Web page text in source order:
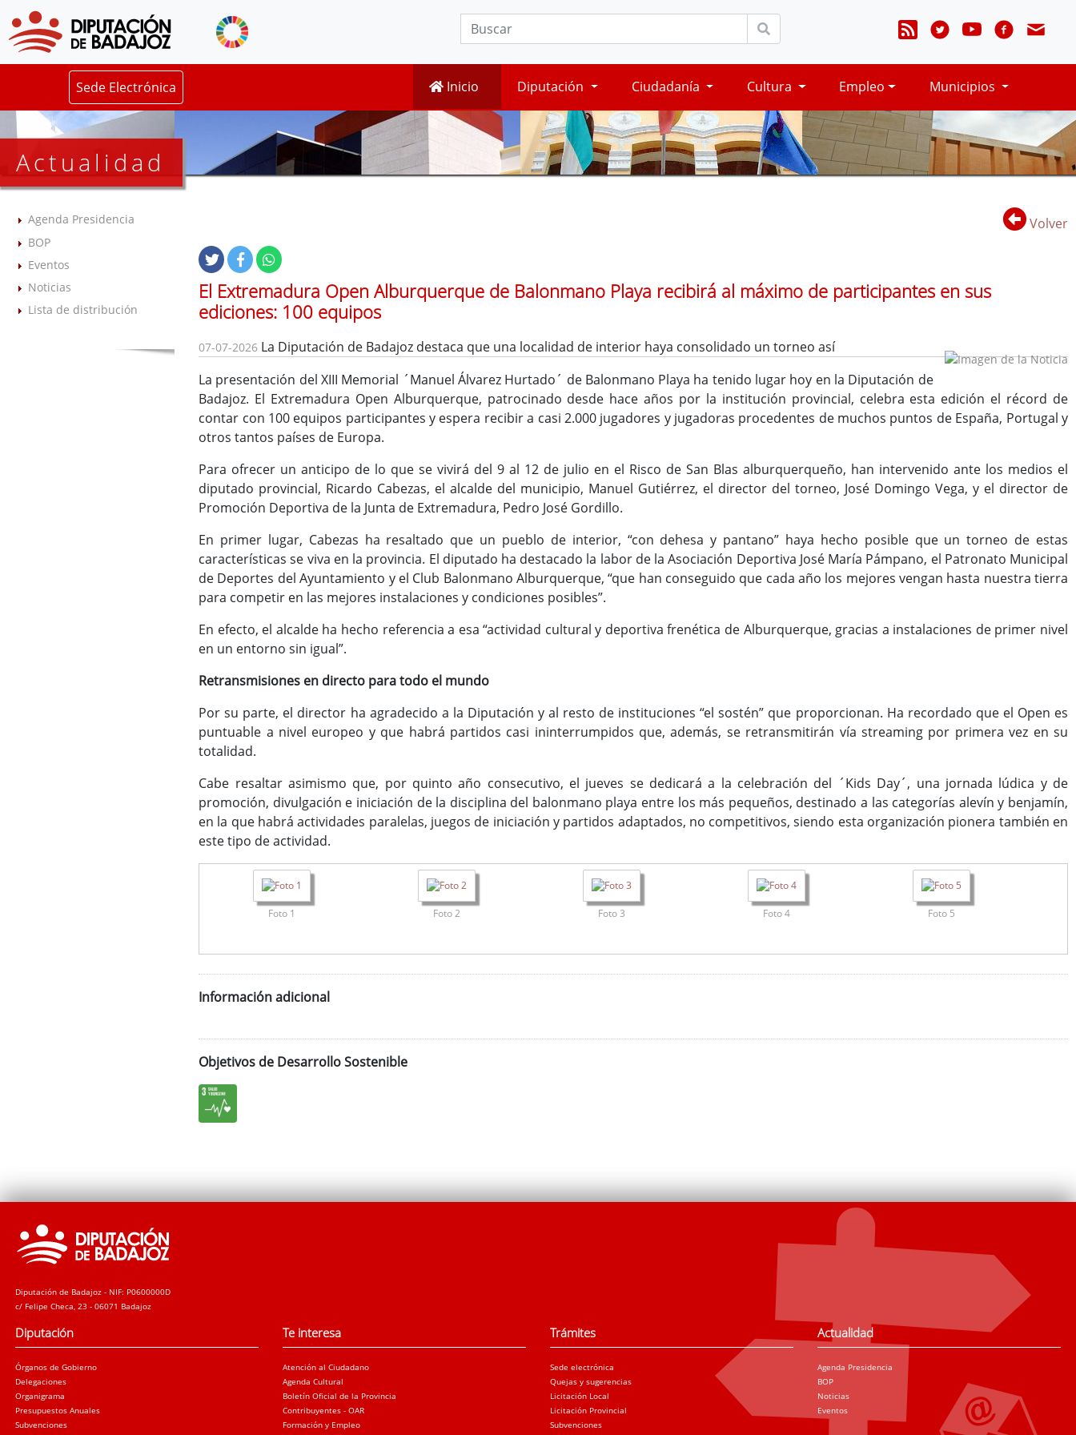
Sede Electrónica Inicio Diputación Ciudadanía Cultura Empleo Municipios
Actualidad
Agenda Presidencia
BOP
Eventos
Noticias
Lista de distribución
Volver
El Extremadura Open Alburquerque de Balonmano Playa recibirá al máximo de participantes en sus
ediciones: 100 equipos
07-07-2026 La Diputación de Badajoz destaca que una localidad de interior haya consolidado un torneo así
La presentación del XIII Memorial ´Manuel Álvarez Hurtado´ de Balonmano Playa ha tenido lugar hoy en la Diputación de
Badajoz. El Extremadura Open Alburquerque, patrocinado desde hace años por la institución provincial, celebra esta edición el récord de
contar con 100 equipos participantes y espera recibir a casi 2.000 jugadores y jugadoras procedentes de muchos puntos de España, Portugal y
otros tantos países de Europa.
Para ofrecer un anticipo de lo que se vivirá del 9 al 12 de julio en el Risco de San Blas alburquerqueño, han intervenido ante los medios el
diputado provincial, Ricardo Cabezas, el alcalde del municipio, Manuel Gutiérrez, el director del torneo, José Domingo Vega, y el director de
Promoción Deportiva de la Junta de Extremadura, Pedro José Gordillo.
En primer lugar, Cabezas ha resaltado que un pueblo de interior, “con dehesa y pantano” haya hecho posible que un torneo de estas
características se viva en la provincia. El diputado ha destacado la labor de la Asociación Deportiva José María Pámpano, el Patronato Municipal
de Deportes del Ayuntamiento y el Club Balonmano Alburquerque, “que han conseguido que cada año los mejores vengan hasta nuestra tierra
para competir en las mejores instalaciones y condiciones posibles”.
En efecto, el alcalde ha hecho referencia a esa “actividad cultural y deportiva frenética de Alburquerque, gracias a instalaciones de primer nivel
en un entorno sin igual”.
Retransmisiones en directo para todo el mundo
Por su parte, el director ha agradecido a la Diputación y al resto de instituciones “el sostén” que proporcionan. Ha recordado que el Open es
puntuable a nivel europeo y que habrá partidos casi ininterrumpidos que, además, se retransmitirán vía streaming por primera vez en su
totalidad.
Cabe resaltar asimismo que, por quinto año consecutivo, el jueves se dedicará a la celebración del ´Kids Day´, una jornada lúdica y de
promoción, divulgación e iniciación de la disciplina del balonmano playa entre los más pequeños, destinado a las categorías alevín y benjamín,
en la que habrá actividades paralelas, juegos de iniciación y partidos adaptados, no competitivos, siendo esta organización pionera también en
este tipo de actividad.
Foto 1 Foto 2 Foto 3 Foto 4 Foto 5
Información adicional
Objetivos de Desarrollo Sostenible
Diputación de Badajoz - NIF: P0600000D
c/ Felipe Checa, 23 - 06071 Badajoz
Diputación
Órganos de Gobierno
Delegaciones
Organigrama
Presupuestos Anuales
Subvenciones
Te interesa
Atención al Ciudadano
Agenda Cultural
Boletín Oficial de la Provincia
Contribuyentes - OAR
Formación y Empleo
Trámites
Sede electrónica
Quejas y sugerencias
Licitación Local
Licitación Provincial
Subvenciones
Actualidad
Agenda Presidencia
BOP
Noticias
Eventos